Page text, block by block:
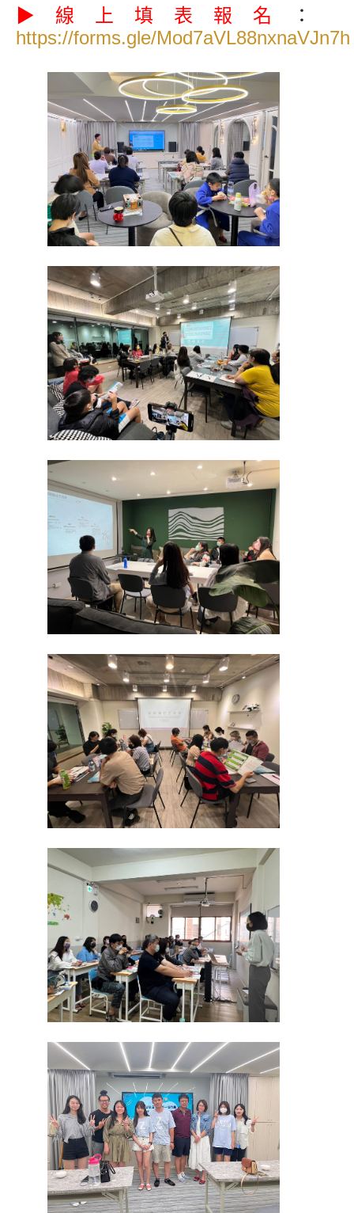
▶線上填表報名
：
https://forms.gle/Mod7aVL88nxnaVJn7h